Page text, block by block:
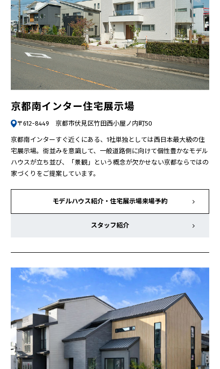
京都南インター住宅展示場
〒612-8449 京都市伏見区竹田西小屋ノ内町50
京都南インターすぐ近くにある、1社単独としては西日本最大級の住
宅展示場。街並みを意識して、一般道路側に向けて個性豊かなモデル
ハウスが立ち並び、「景観」という概念が欠かせない京都ならではの
家づくりをご提案しています。
モデルハウス紹介・ 住宅展示場来場予約
スタッフ紹介